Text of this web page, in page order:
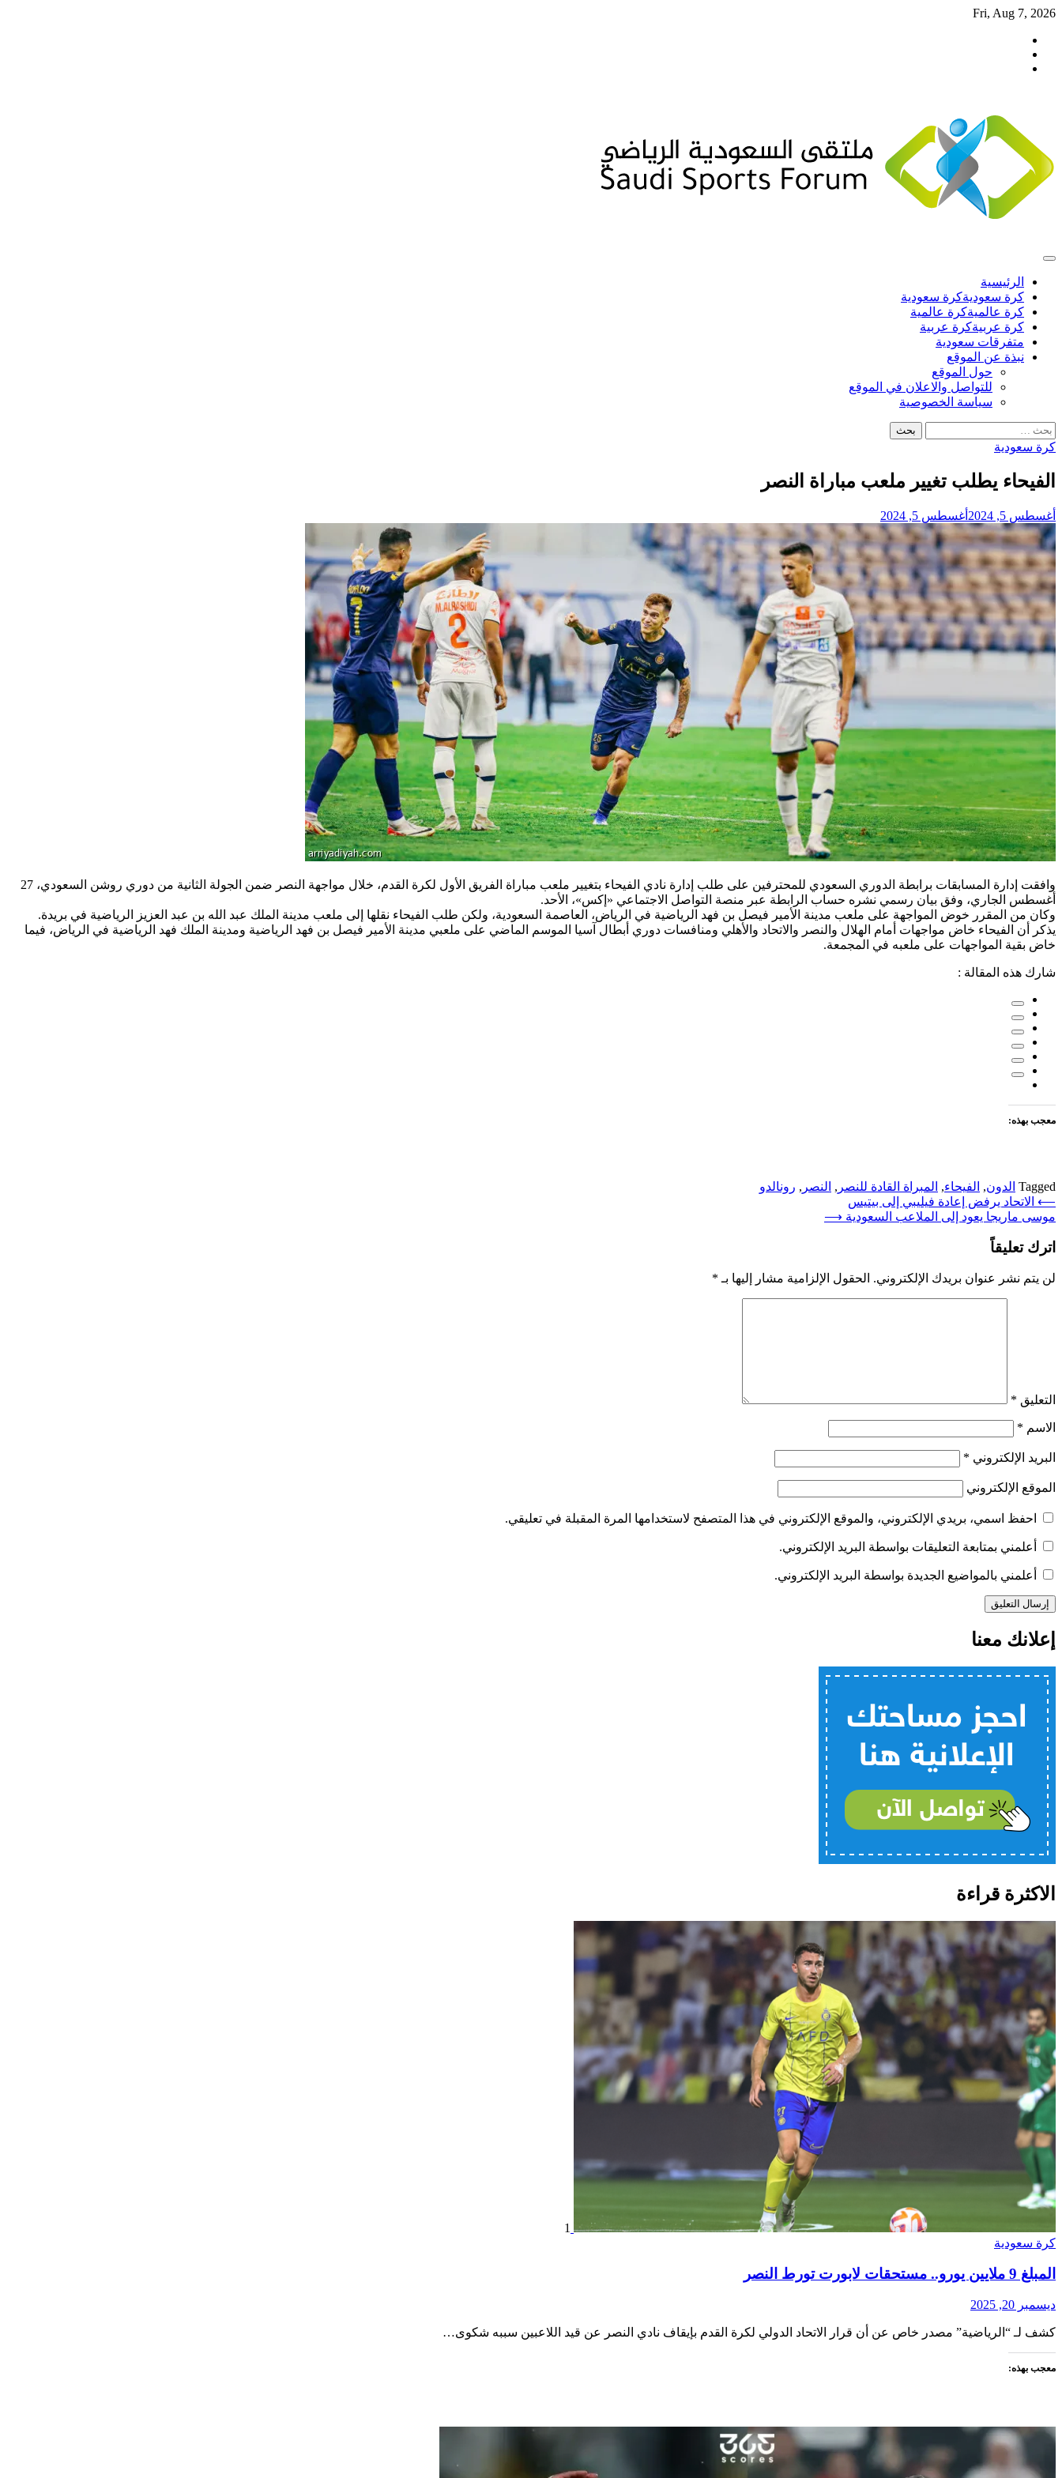
Skip
content
Fri, Aug 7, 2026
الرئيسية
كرة سعوديةكرة سعودية
كرة عالميةكرة عالمية
كرة عربيةكرة عربية
متفرقات سعودية
نبذة عن الموقع
حول الموقع
للتواصل والاعلان في الموقع
سياسة الخصوصية
البحث
عن:
كرة سعودية
الفيحاء يطلب تغيير ملعب مباراة النصر
أغسطس 5, 2024 أغسطس 5, 2024
وافقت إدارة المسابقات برابطة الدوري السعودي للمحترفين على طلب إدارة نادي الفيحاء بتغيير ملعب مباراة الفريق الأول لكرة القدم، خلال مواجهة النصر ضمن الجولة الثانية من دوري روشن السعودي، 27
أغسطس الجاري، وفق بيان رسمي نشره حساب الرابطة عبر منصة التواصل الاجتماعي «إكس»، الأحد.
وكان من المقرر خوض المواجهة على ملعب مدينة الأمير فيصل بن فهد الرياضية في الرياض، العاصمة السعودية، ولكن طلب الفيحاء نقلها إلى ملعب مدينة الملك عبد الله بن عبد العزيز الرياضية في بريدة.
يذكر أن الفيحاء خاض مواجهات أمام الهلال والنصر والاتحاد والأهلي ومنافسات دوري أبطال آسيا الموسم الماضي على ملعبي مدينة الأمير فيصل بن فهد الرياضية ومدينة الملك فهد الرياضية في الرياض، فيما
خاض بقية المواجهات على ملعبه في المجمعة.
شارك هذه المقالة :
معجب بهذه:
Tagged الدون, الفيحاء, المبراة القادة للنصر , النصر , رونالدو
تصفّح
المقالات
⟵ الاتحاد يرفض إعادة فيليبي إلى بيتيس
موسى ماريجا يعود إلى الملاعب السعودية ⟶
اترك تعليقاً
لن يتم نشر عنوان بريدك الإلكتروني. الحقول الإلزامية مشار إليها بـ *
التعليق *
الاسم *
البريد الإلكتروني *
الموقع الإلكتروني
احفظ اسمي، بريدي الإلكتروني، والموقع الإلكتروني في هذا المتصفح لاستخدامها المرة المقبلة في تعليقي.
أعلمني بمتابعة التعليقات بواسطة البريد الإلكتروني.
أعلمني بالمواضيع الجديدة بواسطة البريد الإلكتروني.
إعلانك معنا
الاكثرة قراءة
1
كرة سعودية
المبلغ 9 ملايين يورو.. مستحقات لابورت تورط النصر
ديسمبر 20, 2025
كشف لـ “الرياضية” مصدر خاص عن أن قرار الاتحاد الدولي لكرة القدم بإيقاف نادي النصر عن قيد اللاعبين سببه شكوى…
معجب بهذه: